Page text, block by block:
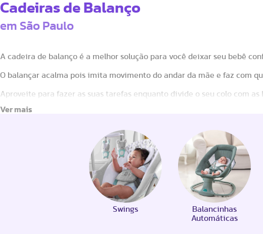
Cadeiras de Balanço
em São Paulo
A cadeira de balanço é a melhor solução para você deixar seu bebê
O balançar acalma pois imita movimento do andar da mãe e faz com
Aproveite para fazer as suas tarefas enquanto divide o seu colo com as
Swings
Balancinhas
Automáticas